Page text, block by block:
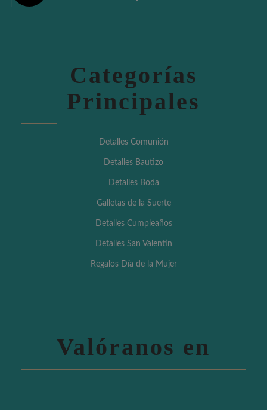
Categorías
Principales
Detalles Comunión
Detalles Bautizo
Detalles Boda
Galletas de la Suerte
Detalles Cumpleaños
Detalles San Valentín
Regalos Día de la Mujer
Valóranos en